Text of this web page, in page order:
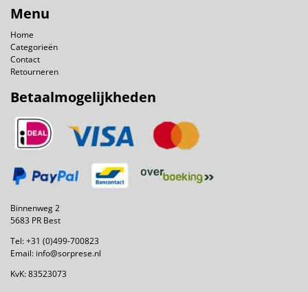
Menu
Home
Categorieën
Contact
Retourneren
Betaalmogelijkheden
Binnenweg 2
5683 PR Best
Tel:+31 (0)499-700823
Email: info@sorprese.nl
KvK: 83523073